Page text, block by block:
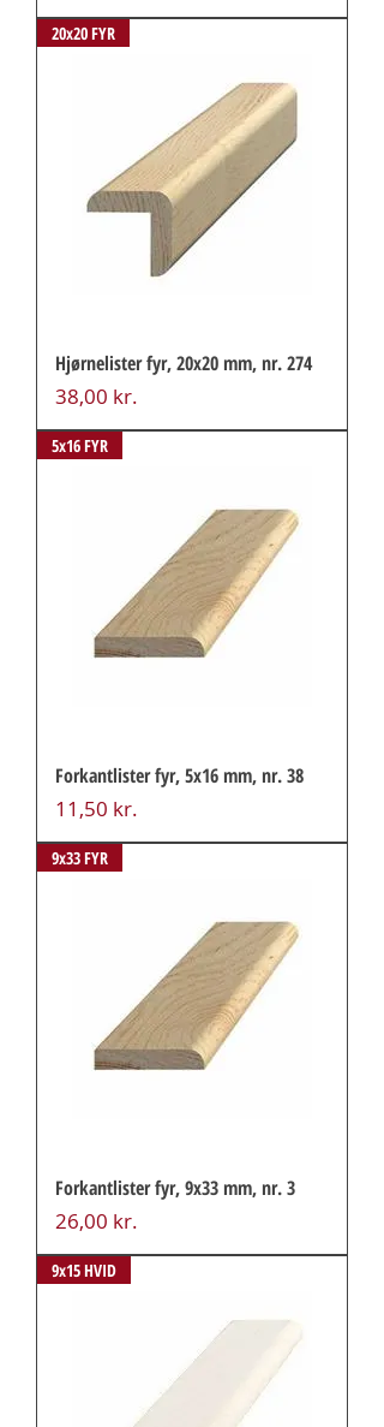
20x20 FYR
Hjørnelister fyr, 20x20 mm, nr. 274
Pris
38,00 kr.
5x16 FYR
Forkantlister fyr, 5x16 mm, nr. 38
Pris
11,50 kr.
9x33 FYR
Forkantlister fyr, 9x33 mm, nr. 3
Pris
26,00 kr.
9x15 HVID